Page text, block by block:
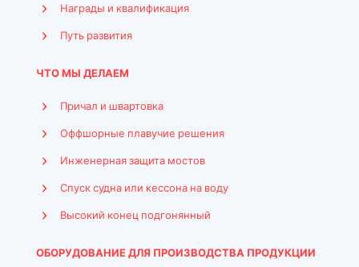
Награды и квалификация
Путь развития
ЧТО МЫ ДЕЛАЕМ
Причал и швартовка
Оффшорные плавучие решения
Инженерная защита мостов
Спуск судна или кессона на воду
Высокий конец подгонянный
ОБОРУДОВАНИЕ ДЛЯ ПРОИЗВОДСТВА ПРОДУКЦИИ